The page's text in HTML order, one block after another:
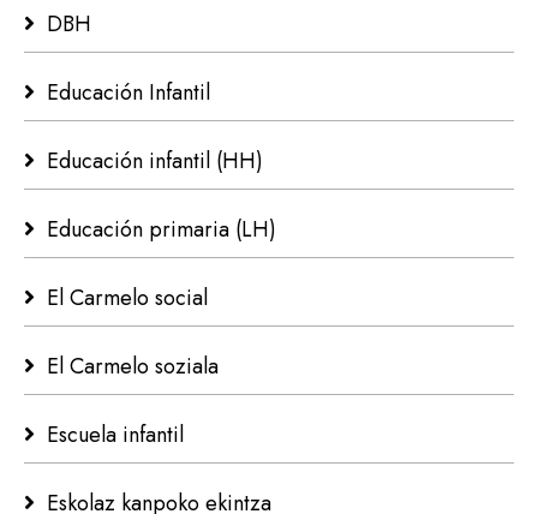
DBH
Educación Infantil
Educación infantil (HH)
Educación primaria (LH)
El Carmelo social
El Carmelo soziala
Escuela infantil
Eskolaz kanpoko ekintza